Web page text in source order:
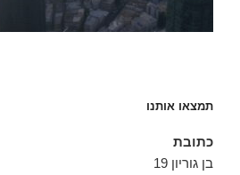
תמצאו אותנו
כתובת
בן גוריון 19